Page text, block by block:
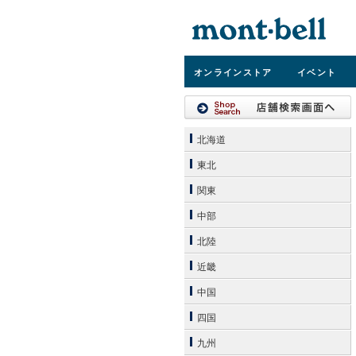
オンラインストア イベント
北海道
東北
関東
中部
北陸
近畿
中国
四国
九州